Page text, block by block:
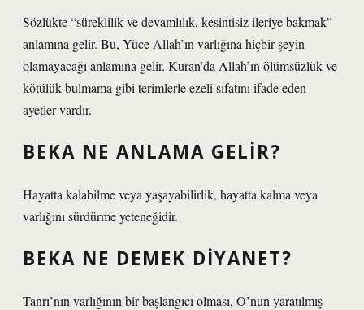
Sözlükte “süreklilik ve devamlılık, kesintisiz ileriye bakmak”
anlamına gelir. Bu, Yüce Allah’ın varlığına hiçbir şeyin
olamayacağı anlamına gelir. Kuran’da Allah’ın ölümsüzlük ve
kötülük bulmama gibi terimlerle ezeli sıfatını ifade eden
ayetler vardır.
BEKA NE ANLAMA GELIR?
Hayatta kalabilme veya yaşayabilirlik, hayatta kalma veya
varlığını sürdürme yeteneğidir.
BEKA NE DEMEK DIYANET?
Tanrı’nın varlığının bir başlangıcı olması, O’nun yaratılmış